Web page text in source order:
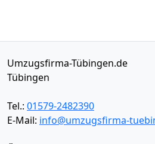
Umzugsfirma-Tübingen.de
Tübingen
Tel.: 01579-2482390
E-Mail: info@umzugsfirma-